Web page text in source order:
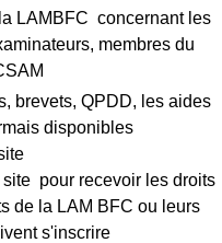
LAMBFC concernant les
membres du
brevets, QPDD, les aides
disponibles
pour recevoir les droits
de la LAM BFC ou leurs
s'inscrire